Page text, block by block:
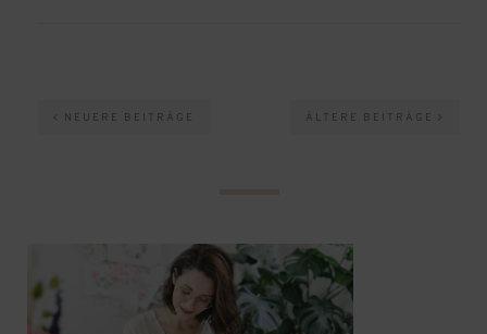
ÄLTERE BEITRÄGE
NEUERE BEITRÄGE